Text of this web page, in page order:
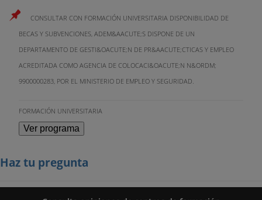
CONSULTAR CON FORMACIÓN UNIVERSITARIA DISPONIBILIDAD DE
BECAS Y SUBVENCIONES, ADEM&AACUTE;S DISPONE DE UN
DEPARTAMENTO DE GESTI&OACUTE;N DE PR&AACUTE;CTICAS Y EMPLEO
ACREDITADA COMO AGENCIA DE COLOCACI&OACUTE;N N&ORDM;
9900000283, POR EL MINISTERIO DE EMPLEO Y SEGURIDAD.
FORMACIÓN UNIVERSITARIA
Ver programa
Haz tu pregunta